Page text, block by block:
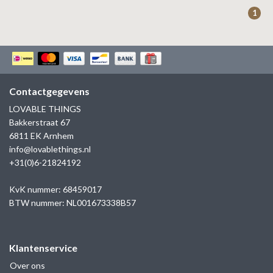
KAPTEN & SON
1
Contactgegevens
LOVABLE THINGS
Bakkerstraat 67
6811 EK Arnhem
info@lovablethings.nl
+31(0)6-21824192
KvK nummer: 68459017
BTW nummer: NL001673338B57
Klantenservice
Over ons